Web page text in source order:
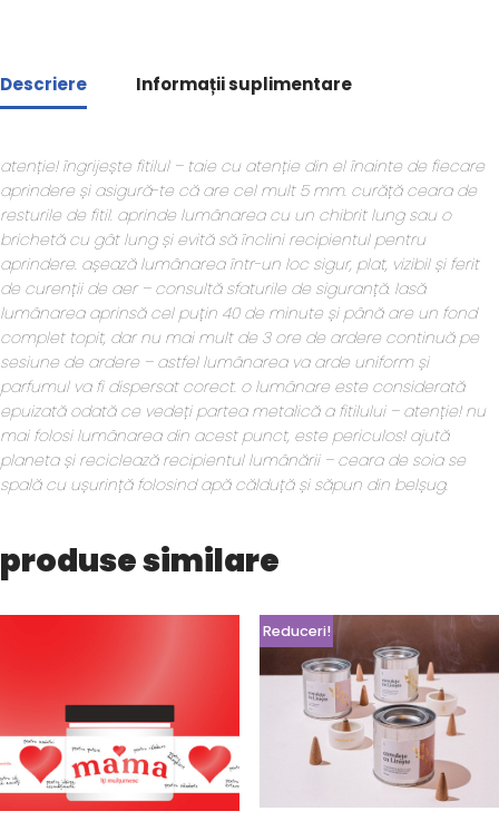
Descriere Informații suplimentare
atenție! îngrijește fitilul – taie cu atenție din el înainte de fiecare
aprindere și asigură-te că are cel mult 5 mm. curăță ceara de
resturile de fitil. aprinde lumânarea cu un chibrit lung sau o
brichetă cu gât lung și evită să înclini recipientul pentru
aprindere. așează lumânarea într-un loc sigur, plat, vizibil și ferit
de curenții de aer – consultă sfaturile de siguranță. lasă
lumânarea aprinsă cel puțin 40 de minute și până are un fond
complet topit, dar nu mai mult de 3 ore de ardere continuă pe
sesiune de ardere – astfel lumânarea va arde uniform și
parfumul va fi dispersat corect. o lumânare este considerată
epuizată odată ce vedeți partea metalică a fitilului – atenție! nu
mai folosi lumânarea din acest punct, este periculos! ajută
planeta și reciclează recipientul lumânării – ceara de soia se
spală cu ușurință folosind apă călduță și săpun din belșug.
produse similare
Reduceri!